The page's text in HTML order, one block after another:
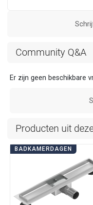
Community Q&A
Er zijn geen beschikbare
Producten uit
BADKAMERDAGEN